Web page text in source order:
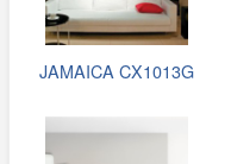
JAMAICA CX1013G